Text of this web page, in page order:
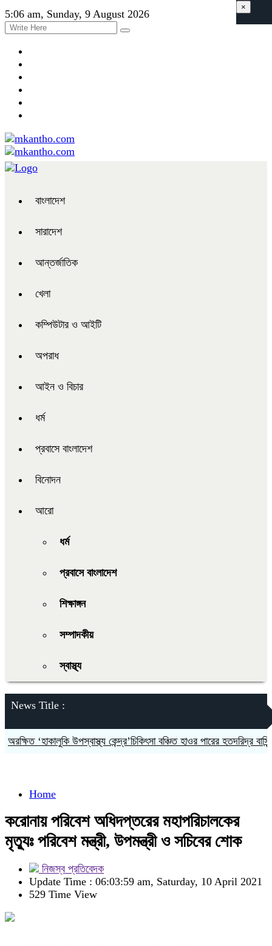
5:06 am, Sunday, 9 August 2026
বাংলাদেশ
সারাদেশ
আন্তর্জাতিক
খেলা
কম্পিউটার ও আইটি
অপরাধ
আইন ও বিচার
ধর্ম
প্রবাসে বাংলাদেশ
বিনোদন
আরো
ধর্ম
প্রবাসে বাংলাদেশ
শিক্ষাঙ্গন
সম্পাদকীয়
স্বাস্থ্য
News Title :
‘হাকালুকি উপস্বাস্থ্য কেন্দ্র’চিকিৎসা বঞ্চিত হাওর পারের হতদরিদ্র বাসিন্দারা
×
Home
করোনায় পরিবেশ অধিদপ্তরের মহাপরিচালকের
মৃত্যুঃ পরিবেশ মন্ত্রী, উপমন্ত্রী ও সচিবের শোক
নিজস্ব প্রতিবেদক
Update Time : 06:03:59 am, Saturday, 10 April 2021
529 Time View